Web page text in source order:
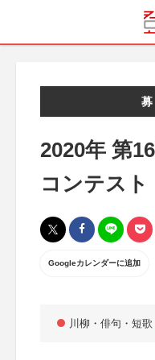
2020年 第
コンテスト
Googleカレンダーに追加
川柳・俳句・短歌